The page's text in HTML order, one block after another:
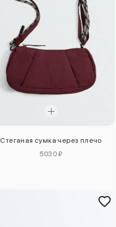
Стеганая сумка через плечо
5030 ₽